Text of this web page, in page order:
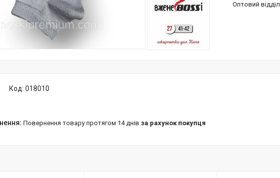
Оптовий відділ
Код: 018010
повернення товару протягом 14 днів за рахунок покупця